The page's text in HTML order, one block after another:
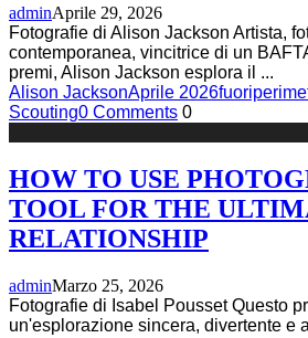
adminAprile 29, 2026
Fotografie di Alison Jackson Artista,
contemporanea, vincitrice di un
premi, Alison Jackson esplora il ...
Alison JacksonAprile 2026
Scouting0 Comments 0
HOW TO USE
TOOL FOR THE
RELATIONSHIP
adminMarzo 25, 2026
Fotografie di Isabel Pousset Questo
un'esplorazione sincera, divertente e